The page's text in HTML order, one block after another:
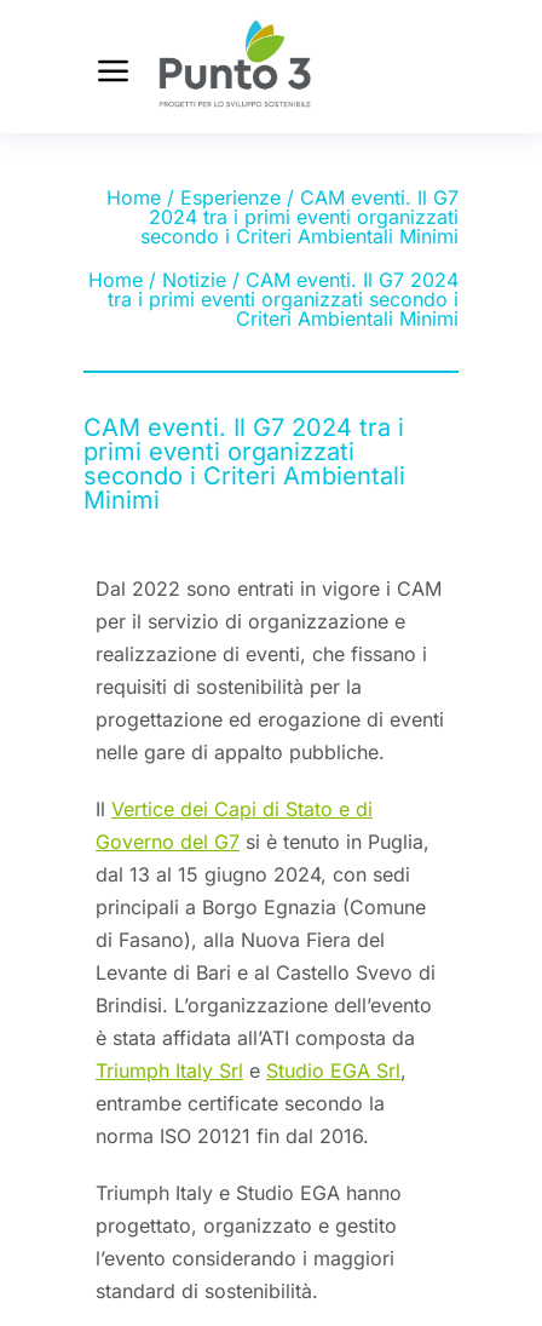
Home / Esperienze / CAM eventi. Il G7
2024 tra i primi eventi organizzati
secondo i Criteri Ambientali Minimi
Home / Notizie / CAM eventi. Il G7 2024
tra i primi eventi organizzati secondo i
Criteri Ambientali Minimi
CAM eventi. Il G7 2024 tra i
primi eventi organizzati
secondo i Criteri Ambientali
Minimi
Dal 2022 sono entrati in vigore i CAM
per il servizio di organizzazione e
realizzazione di eventi, che fissano i
requisiti di sostenibilità per la
progettazione ed erogazione di eventi
nelle gare di appalto pubbliche.
Il Vertice dei Capi di Stato e di
Governo del G7 si è tenuto in Puglia,
dal 13 al 15 giugno 2024, con sedi
principali a Borgo Egnazia (Comune
di Fasano), alla Nuova Fiera del
Levante di Bari e al Castello Svevo di
Brindisi. L’organizzazione dell’evento
è stata affidata all’ATI composta da
Triumph Italy Srl e Studio EGA Srl,
entrambe certificate secondo la
norma ISO 20121 fin dal 2016.
Triumph Italy e Studio EGA hanno
progettato, organizzato e gestito
l’evento considerando i maggiori
standard di sostenibilità.